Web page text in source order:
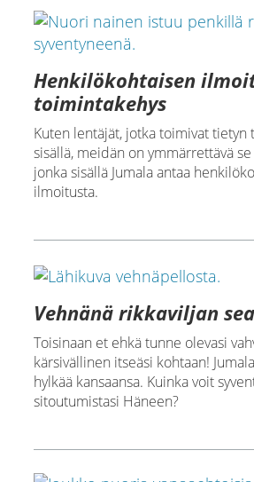
Henkilökohtaisen
toimintakehys
Kuten lentäjät, jotka toimivat tietyn
sisällä, meidän on ymmärrettävä
jonka sisällä Jumala antaa
ilmoitusta.
Vehnänä rikkaviljan
Toisinaan et ehkä tunne olevasi
kärsivällinen itseäsi kohtaan!
hylkää kansaansa. Kuinka voit
sitoutumistasi Häneen?